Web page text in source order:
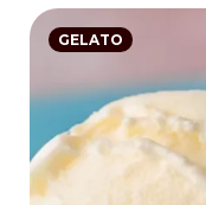
GELATO